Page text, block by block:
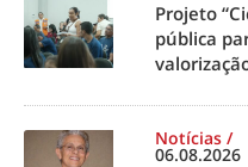
Projeto
pública
Notícias /
06.08.2026